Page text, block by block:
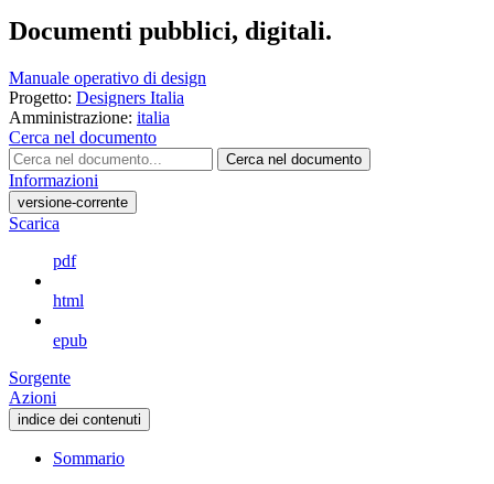
Documenti pubblici, digitali.
Manuale operativo di design
Progetto: Designers Italia
Amministrazione: italia
Cerca nel documento
Cerca nel documento
Informazioni
versione-corrente
Scarica
pdf
html
epub
Sorgente
Azioni
indice dei contenuti
Sommario